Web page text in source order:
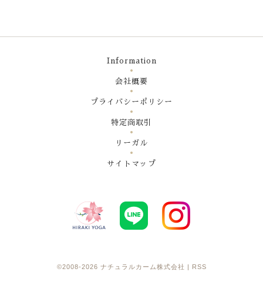
Information
会社概要
プライバシーポリシー
特定商取引
リーガル
サイトマップ
©2008-2026 ナチュラルカーム株式会社 RSS